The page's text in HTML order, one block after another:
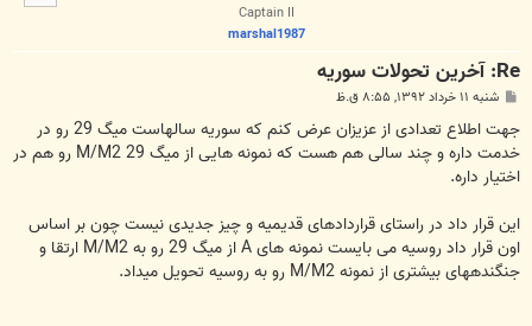
Captain II
marshal1987
Re: آخرين تحولات سوريه
پ
ت
شنبه ۱۱ خرداد ۱۳۹۲, ۸:۵۵ ق.ظ
جهت اطلاع تعدادی از عزیزان عرض کنم که سوریه سالهاست میگ 29 رو در
خدمت داره و چند سالی هم هست که نمونه هایی از میگ 29 M/M2 رو هم در
اختیار داره.
این قرار داد در راستای قراردادهای قدیمیه و چیز جدیدی نیست چون بر اساس
اون قرار داد روسیه می بایست نمونه های A از میگ 29 رو به M/M2 ارتقا و
جنگندههای بیشتری از نمونه M/M2 رو به روسیه تحویل میداد.